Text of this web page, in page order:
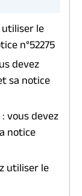
utiliser le
n°52275
devez
sa notice
vous devez
notice
utiliser le